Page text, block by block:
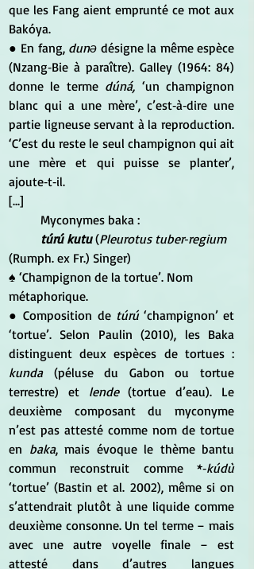
que les Fang aient emprunté ce mot aux
Bakóya.
● En fang, dunǝ désigne la même espèce
(Nzang‑Bie à paraître). Galley (1964: 84)
donne le terme dúná, ‘un champignon
blanc qui a une mère’, c’est‑à‑dire une
partie ligneuse servant à la reproduction.
‘C’est du reste le seul champignon qui ait
une mère et qui puisse se planter’,
ajoute‑t‑il.
[...]
	Myconymes baka :
túrú kutu (Pleurotus tuber‑regium
(Rumph. ex Fr.) Singer)
♠ ‘Champignon de la tortue’. Nom
métaphorique.
● Composition de túrú ‘champignon’ et
‘tortue’. Selon Paulin (2010), les Baka
kunda (péluse du Gabon ou tortue
terrestre) et lende (tortue d’eau). Le
deuxième composant du myconyme
n’est pas attesté comme nom de tortue
en baka, mais évoque le thème bantu
commun reconstruit comme *‑kúdù
‘tortue’ (Bastin et al. 2002), même si on
s’attendrait plutôt à une liquide comme
deuxième consonne. Un tel terme – mais
avec une autre voyelle finale – est
attesté dans d’autres langues